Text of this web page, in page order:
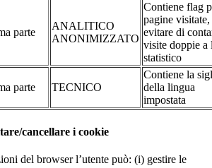
parte
ANALITICO
ANONIMIZZATO
Contiene flag
pagine visitate,
evitare di
visite doppie a
statistico
parte TECNICO
Contiene la
della lingua
impostata
cancellare i cookie
del browser l’utente può: (i) gestire le